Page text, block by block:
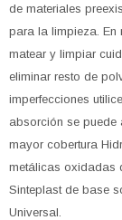
de materiales
para la limpieza. En
matear y limpiar
eliminar resto de
imperfecciones
absorción se puede
mayor cobertura
metálicas oxidadas
Sinteplast de base
Universal.